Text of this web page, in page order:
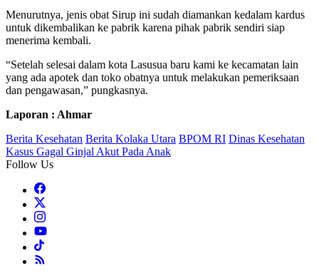
Menurutnya, jenis obat Sirup ini sudah diamankan kedalam kardus
untuk dikembalikan ke pabrik karena pihak pabrik sendiri siap
menerima kembali.
“Setelah selesai dalam kota Lasusua baru kami ke kecamatan lain
yang ada apotek dan toko obatnya untuk melakukan pemeriksaan
dan pengawasan,” pungkasnya.
Laporan : Ahmar
Berita Kesehatan Berita Kolaka Utara BPOM RI Dinas Kesehatan
Kasus Gagal Ginjal Akut Pada Anak
Follow Us